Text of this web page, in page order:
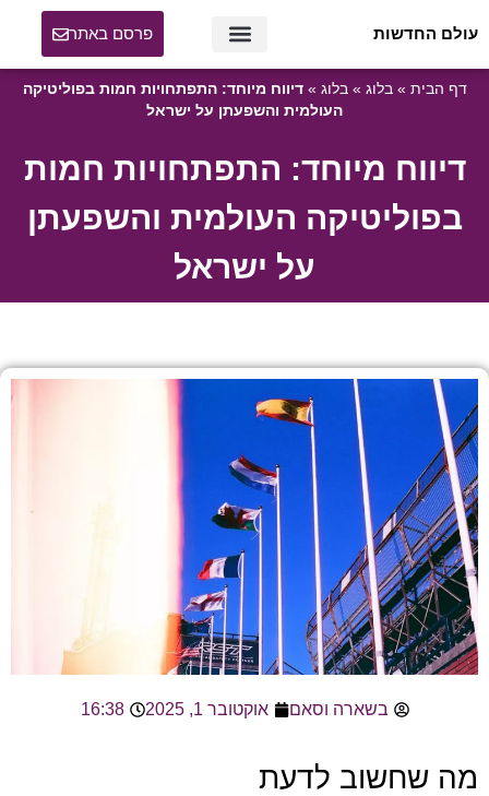
עולם החדשות פרסם באתר
דף הבית »בלוג »בלוג »דיווח מיוחד: התפתחויות חמות בפוליטיקה
העולמית והשפעתן על ישראל
דיווח מיוחד: התפתחויות חמות
בפוליטיקה העולמית והשפעתן
על ישראל
בשארה וסאם אוקטובר 1, 2025 16:38
מה שחשוב לדעת